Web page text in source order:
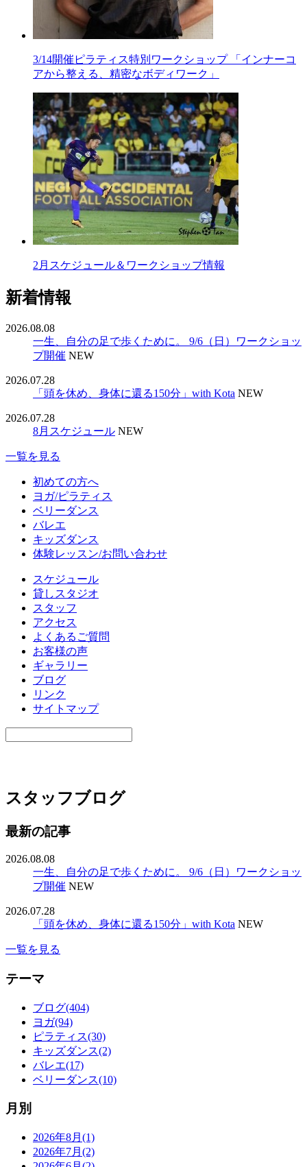
3/14開催ピラティス特別ワークショップ 「インナーコ
アから整える、精密なボディワーク」
2月スケジュール＆ワークショップ情報
新着情報
2026.08.08
一生、自分の足で歩くために。 9/6（日）ワークショッ
プ開催 NEW
2026.07.28
「頭を休め、身体に還る150分」with Kota NEW
2026.07.28
8月スケジュール NEW
一覧を見る
初めての方へ
ヨガ/ピラティス
ベリーダンス
バレエ
キッズダンス
体験レッスン/お問い合わせ
スケジュール
貸しスタジオ
スタッフ
アクセス
よくあるご質問
お客様の声
ギャラリー
ブログ
リンク
サイトマップ
スタッフブログ
最新の記事
2026.08.08
一生、自分の足で歩くために。 9/6（日）ワークショッ
プ開催 NEW
2026.07.28
「頭を休め、身体に還る150分」with Kota NEW
一覧を見る
テーマ
ブログ(404)
ヨガ(94)
ピラティス(30)
キッズダンス(2)
バレエ(17)
ベリーダンス(10)
月別
2026年8月(1)
2026年7月(2)